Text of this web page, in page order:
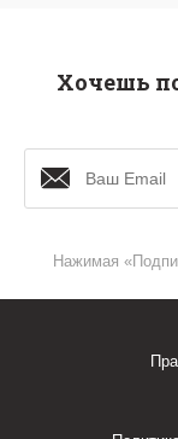
Хочешь
Нажимая